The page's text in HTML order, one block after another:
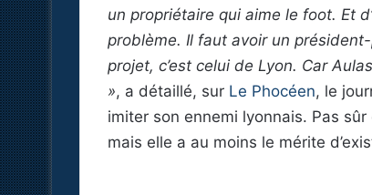
un propriétaire qui aime le foot. Et
problème. Il faut avoir un
projet, c’est celui de Lyon. Car
», a détaillé, sur Le Phocéen, le
imiter son ennemi lyonnais. Pas
mais elle a au moins le mérite